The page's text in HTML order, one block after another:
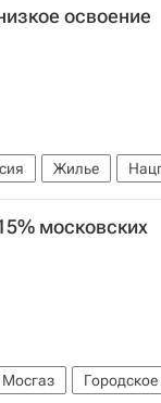
освоение
Жилье
московских
Мосгаз